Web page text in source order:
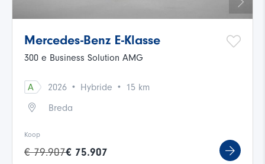
Mercedes-Benz E-Klasse
300 e Business Solution AMG
A 2026 · Hybride ·
15 km
Breda
Koop
€ 79.907€ 75.907